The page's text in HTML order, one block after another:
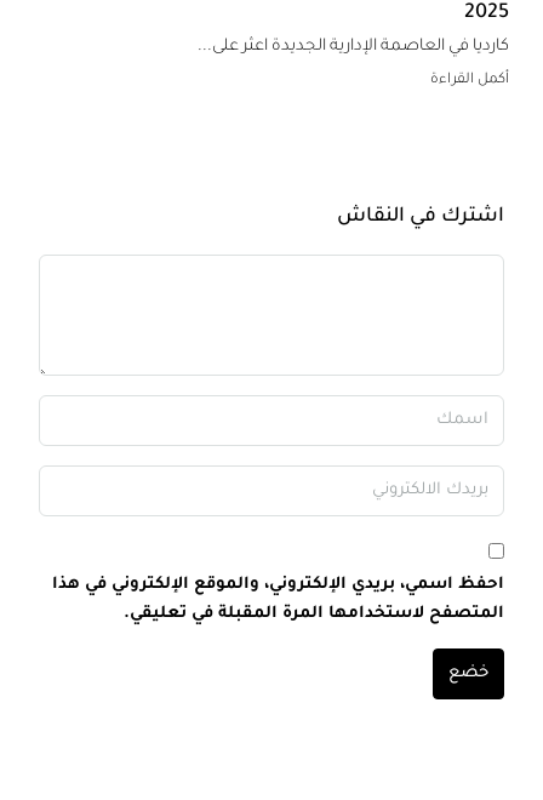
في العاصمة الإدارية الجديدة اعثر على...
القراءة
اشترك في النقاش
احفظ اسمي، بريدي الإلكتروني، والموقع الإلكتروني في هذا
المتصفح لاستخدامها المرة المقبلة في تعليقي.
خضع